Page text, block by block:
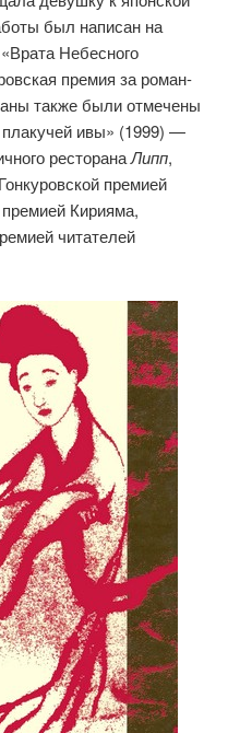
был написан на
Небесного
премия за роман-
также были отмечены
ивы» (1999) —
ресторанаЛипп,
премией
Кирияма,
читателей